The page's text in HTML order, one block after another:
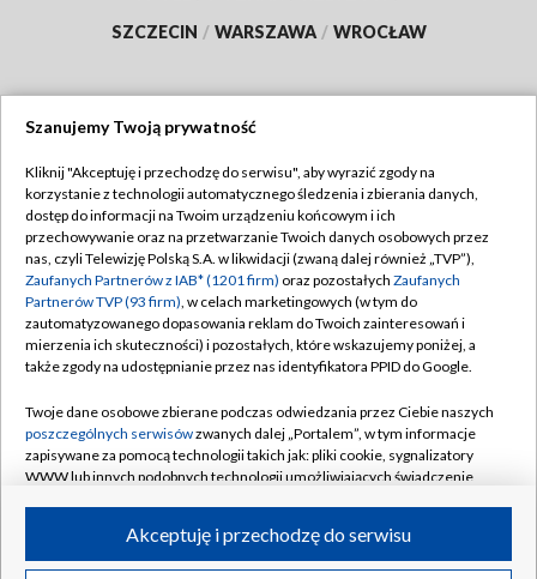
SZCZECIN / WARSZAWA / WROCŁAW
TVP
Abonament TVP
Emisja w TVP
Centrum informacji TVP
Naziemna Telewizja Cyfrowa
Rada Programowa
System NOS
Informacje o nadawcy
Program dla prasy
Regulamin TVP
Polityka prywatności
Moje zgody
Pomoc
Kontakt
Kanały
©2026 Telewizja Polska S.A. w likwidacji
Szanujemy Twoją prywatność
Kliknij "Akceptuję i przechodzę do serwisu", aby wyrazić zgody na
korzystanie z technologii automatycznego śledzenia i zbierania danych,
dostęp do informacji na Twoim urządzeniu końcowym i ich
przechowywanie oraz na przetwarzanie Twoich danych osobowych przez
nas, czyli Telewizję Polską S.A. w likwidacji (zwaną dalej również „TVP”),
Zaufanych Partnerów z IAB* (1201 firm) oraz pozostałych Zaufanych
Partnerów TVP (93 firm), w celach marketingowych (w tym do
zautomatyzowanego dopasowania reklam do Twoich zainteresowań i
mierzenia ich skuteczności) i pozostałych, które wskazujemy poniżej, a
także zgody na udostępnianie przez nas identyfikatora PPID do Google.
Twoje dane osobowe zbierane podczas odwiedzania przez Ciebie naszych
poszczególnych serwisówzwanych dalej „Portalem”, w tym informacje
zapisywane za pomocą technologii takich jak: pliki cookie, sygnalizatory
WWW lub innych podobnych technologii umożliwiających świadczenie
ruchu w Internecie.Akceptuję i przechodzę do serwisu